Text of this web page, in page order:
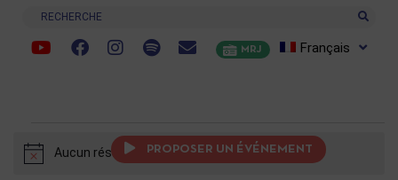
Recherche
MRJ Français
NoticeAucun résultat trouvé.PROPOSER UN ÉVÉNEMENT